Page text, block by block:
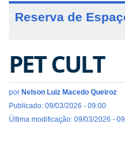
Reserva de
PET CULT
por Nelson Luiz Macedo Queiroz
Publicado: 09/03/2026 - 09:00
Última modificação: 09/03/2026 -